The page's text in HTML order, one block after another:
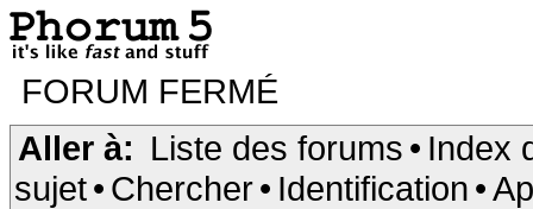
FORUM FERMÉ
Aller à: Liste des forums • Index
sujet• Chercher• Identification •